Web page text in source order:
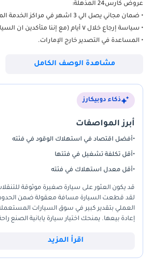
عروض كارس24 المذهلة:
• ضمان مجاني يصل الي 3 اشهر في مراكز الخدمة الموجودة لدينا في جميع الإمارات.
• سياسة إرجاع خلال ٧ أيام (مع إننا متأكدين ان السيارة ستنال إعجابك، ولكن إذا لم تحبها ارجعها لنا خلال ٧أيام واسترد كامل المبلغ المدفوع بدون طرح أي أسئلة).
• المساعدة في التصدير خارج الإمارات.
مشاهدة الوصف الكامل
ذكاء دوبيكارز
أبرز المواصفات
•أفضل اقتصاد في استهلاك الوقود في فئته
•أقل تكلفة تشغيل في فئتها
•أقل معدل استهلاك في فئته
قد يكون العثور على سيارة صغيرة موثوقة
لقد قطعت السيارة مسافة معقولة ضمن الحدود
العملي بتقدير كبير في سوق السيارات
إعادة بيعها. يمنحك اختيار سيارة يابانية الصنع
ضمان وسيلة نقل يومية موثوقة، تُعد هذه السيارة
اقرأ المزيد